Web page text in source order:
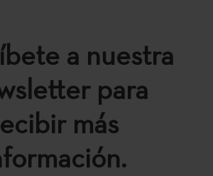
a nuestra
para
más